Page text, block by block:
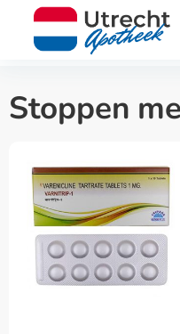
Stoppen